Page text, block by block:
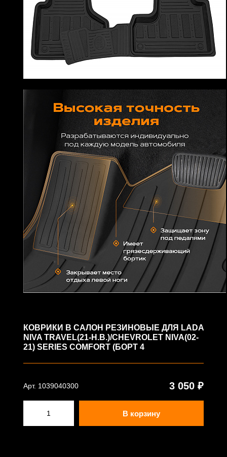
КОВРИКИ В САЛОН РЕЗИНОВЫЕ ДЛЯ LADA
NIVA TRAVEL(21-Н.В.)/CHEVROLET NIVA(02-
21) SERIES COMFORT (БОРТ 4
Арт. 1039040300 3 050 ₽
В корзину